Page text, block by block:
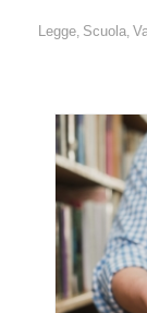
Legge, Scuola,